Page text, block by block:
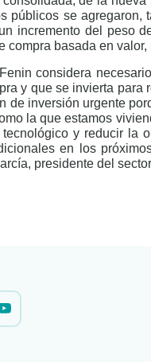
públicos se agregaron,
incremento del peso
compra basada en
considera
y que se invierta
de inversión urgente
la que estamos
y reducir la
en los
presidente del